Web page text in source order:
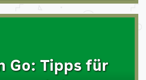
Go: Tipps für